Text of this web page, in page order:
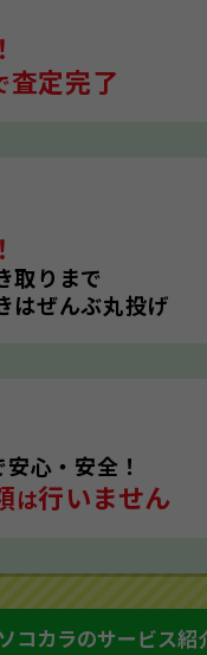
査定完了
取りまで
はぜんぶ丸投げ
心・安全！
は行いません
ソコカラのサービス紹